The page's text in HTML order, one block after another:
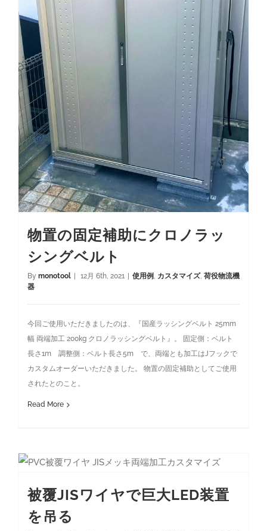
物置の固定補助にクロノラッ
シングベルト
By monotool 12月 6th, 2021 使用例, カスタマイズ, 荷役物流機
器
今回ご使用いただきましたのは、『国産ラッシングベルト 25mm
幅 両端加工 200kg クロノラッシングベルト』。 固定側：ベルト
長さ1m 調整側：ベルト長さ5m で、両端とも加工はJフックで
カスタムオーダーいただきました。 物置の固定補助としてご使用
されたとのこと。
Read More
被覆JISワイヤで巨大LED装置
を吊る